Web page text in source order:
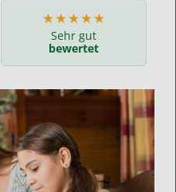
★★★★★
Sehr gut
bewertet